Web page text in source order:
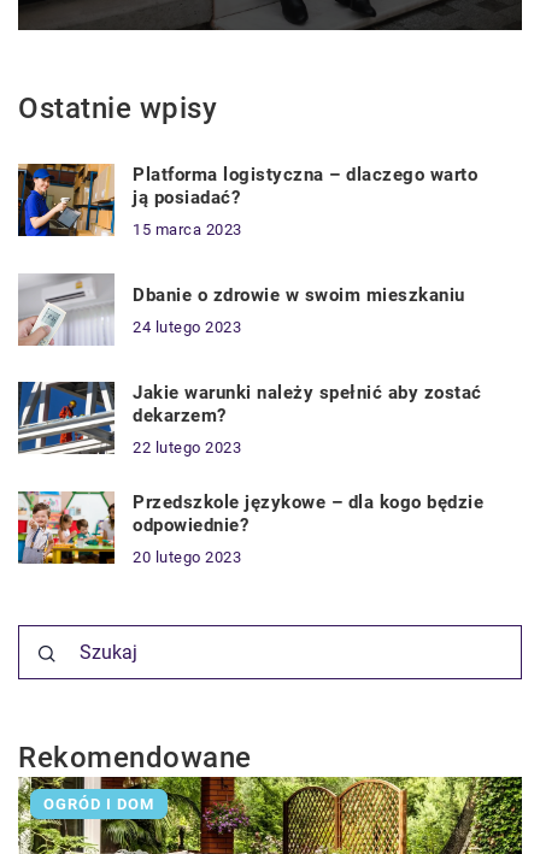
Ostatnie wpisy
Platforma logistyczna – dlaczego warto
ją posiadać?
15 marca 2023
Dbanie o zdrowie w swoim mieszkaniu
24 lutego 2023
Jakie warunki należy spełnić aby zostać
dekarzem?
22 lutego 2023
Przedszkole językowe – dla kogo będzie
odpowiednie?
20 lutego 2023
Rekomendowane
OGRÓD I DOM